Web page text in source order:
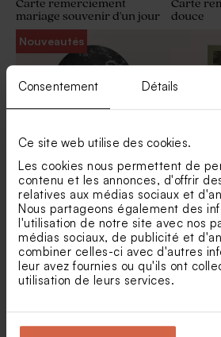
Consentement Détails
Ce site web utilise des cookies.
Les cookies nous permettent de
contenu et les annonces, d'offrir
relatives aux médias sociaux et
Nous partageons également des
l'utilisation de notre site avec nos
médias sociaux, de publicité et
combiner celles-ci avec d'autres
leur avez fournies ou qu'ils ont
utilisation de leurs services.
Carton invitation mariage
fleurs éparses
printemps
Bombes à graines mariage et
son étui fleurs éparses
Etiquette
fleurs
Carte remerciement
mariage souvenir d'un jour
Carte
douce
Nouveautés
Carte remerciement arche
mariage merci précieux et
son vernis
Carte
mariage
dorure